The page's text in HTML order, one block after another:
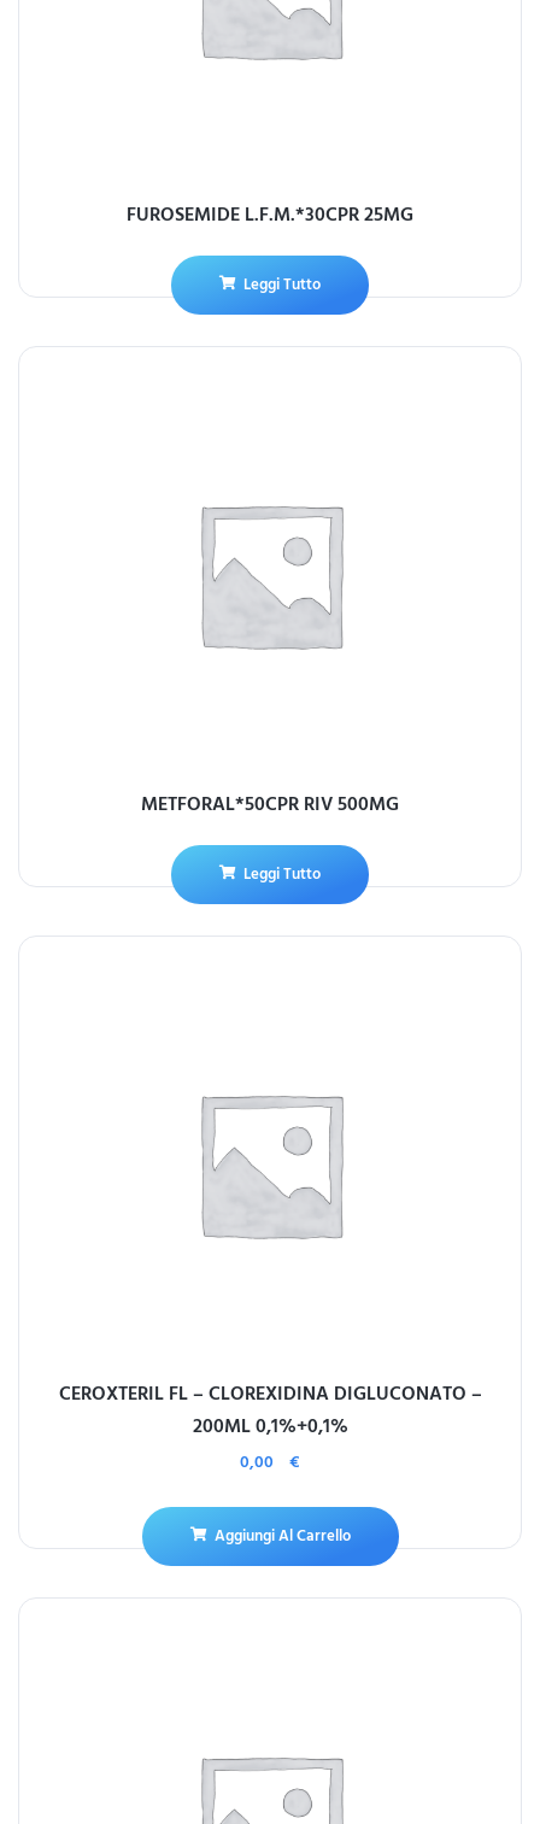
FUROSEMIDE L.F.M.*30CPR 25MG
Leggi Tutto
METFORAL*50CPR RIV 500MG
Leggi Tutto
CEROXTERIL FL – CLOREXIDINA DIGLUCONATO –
200ML 0,1%+0,1%
0,00 €
Aggiungi Al Carrello